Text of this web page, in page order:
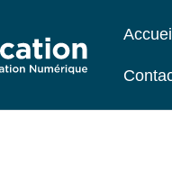
Accueil